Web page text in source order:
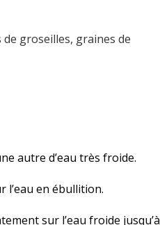
de groseilles, graines de
autre d’eau très froide.
l’eau en ébullition.
sur l’eau froide jusqu’à